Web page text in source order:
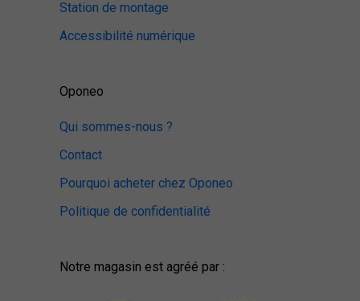
Station de montage
Accessibilité numérique
Oponeo
Qui sommes-nous ?
Contact
Pourquoi acheter chez Oponeo
Politique de confidentialité
Notre magasin est agréé par :